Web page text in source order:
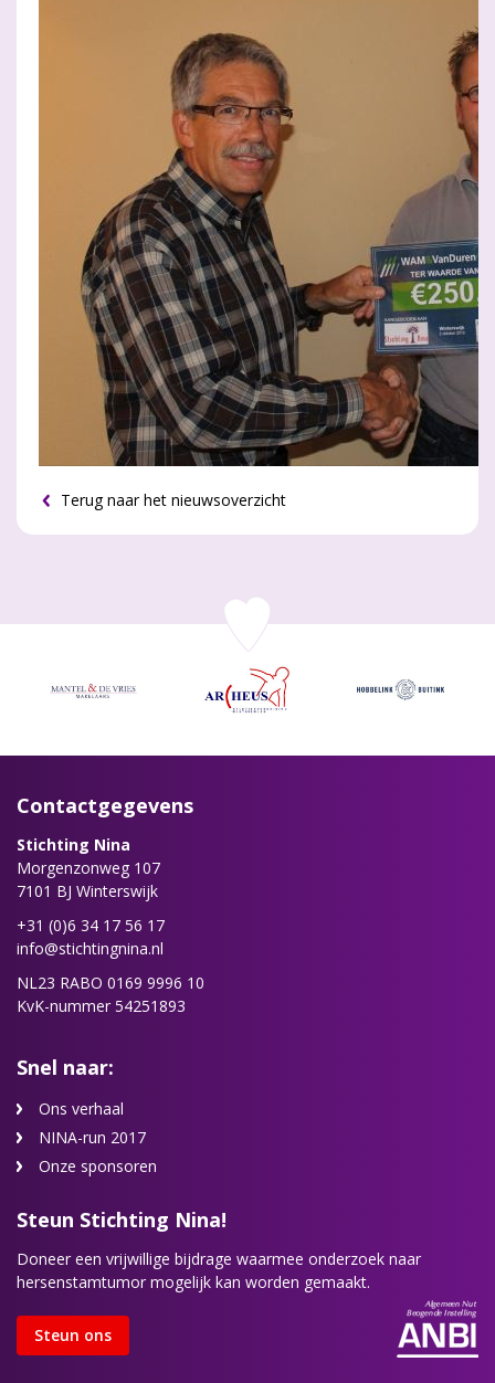
Terug naar het nieuwsoverzicht
Contactgegevens
Stichting Nina
Morgenzonweg 107
7101 BJ Winterswijk
+31 (0)6 34 17 56 17
info@stichtingnina.nl
NL23 RABO 0169 9996 10
KvK-nummer 54251893
Snel naar:
Ons verhaal
NINA-run 2017
Onze sponsoren
Steun Stichting Nina!
Doneer een vrijwillige bijdrage waarmee onderzoek naar
hersenstamtumor mogelijk kan worden gemaakt.
Steun ons